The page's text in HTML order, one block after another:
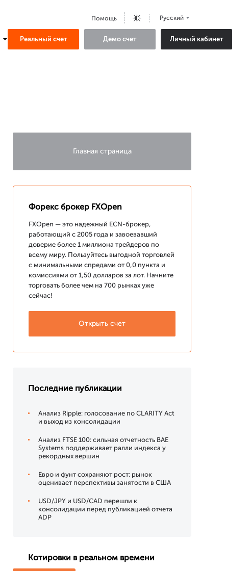
Помощь Русский
Реальный счет Демо счет Личный кабинет
Главная страница
Форекс брокер FXOpen
FXOpen — это надежный ECN-брокер,
работающий с 2005 года и завоевавший
доверие более 1 миллиона трейдеров по
всему миру. Пользуйтесь выгодной торговлей
с минимальными спредами от 0,0 пункта и
комиссиями от 1,50 долларов за лот. Начните
торговать более чем на 700 рынках уже
сейчас!
Открыть счет
Последние публикации
Анализ Ripple: голосование по CLARITY Act
и выход из консолидации
Анализ FTSE 100: сильная отчетность BAE
Systems поддерживает ралли индекса у
рекордных вершин
Евро и фунт сохраняют рост: рынок
оценивает перспективы занятости в США
USD/JPY и USD/CAD перешли к
консолидации перед публикацией отчета
ADP
Котировки в реальном времени